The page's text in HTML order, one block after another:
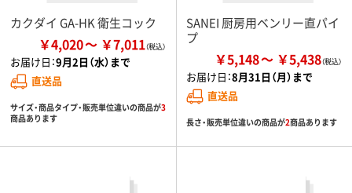
カクダイ GA-HK 衛生コック
￥4,020 ￥7,011
お届け日：9月2日（水）まで
直送品
サイズ・商品タイプ・販売単位違いの商品が3
商品あります
SANEI 厨房用ベンリー直パイ
プ
￥5,148 ￥5,438
お届け日：8月31日（月）まで
直送品
長さ・販売単位違いの商品が2商品あります